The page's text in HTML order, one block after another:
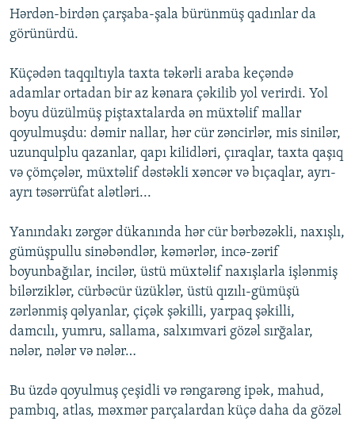
Hərdən-birdən çarşaba-şala bürünmüş qadınlar da
görünürdü.
Küçədən taqqıltıyla taxta təkərli araba keçəndə
adamlar ortadan bir az kənara çəkilib yol verirdi. Yol
boyu düzülmüş piştaxtalarda ən müxtəlif mallar
qoyulmuşdu: dəmir nallar, hər cür zəncirlər, mis sinilər,
uzunqulplu qazanlar, qapı kilidləri, çıraqlar, taxta qaşıq
və çömçələr, müxtəlif dəstəkli xəncər və bıçaqlar, ayrı-
ayrı təsərrüfat alətləri...
Yanındakı zərgər dükanında hər cür bərbəzəkli, naxışlı,
gümüşpullu sinəbəndlər, kəmərlər, incə-zərif
boyunbağılar, incilər, üstü müxtəlif naxışlarla işlənmiş
bilərziklər, cürbəcür üzüklər, üstü qızılı-gümüşü
zərlənmiş qəlyanlar, çiçək şəkilli, yarpaq şəkilli,
damcılı, yumru, sallama, salxımvari gözəl sırğalar,
nələr, nələr və nələr…
Bu üzdə qoyulmuş çeşidli və rəngarəng ipək, mahud,
pambıq, atlas, məxmər parçalardan küçə daha da gözəl